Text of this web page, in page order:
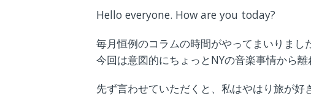
Hello everyone. How are you today?
毎月恒例のコラムの時間がやってまいりました
今回は意図的にちょっとNYの音楽事情から離
先ず言わせていただくと、私はやはり旅が